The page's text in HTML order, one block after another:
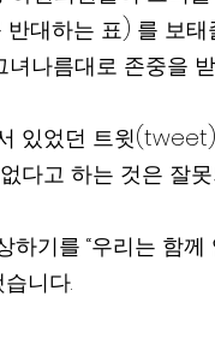
대하는 표) 를 보
녀나름대로 존중을
있었던 트윗(tweet)
다고 하는 것은 잘
하기를 “우리는 함
습니다.